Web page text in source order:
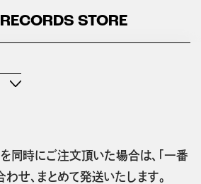
STORE
同時にご注文頂いた場合は、「一番
わせ、まとめて発送いたします。